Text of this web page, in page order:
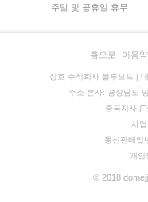
주말 및 공휴일 휴무
홈으로 이용
상호 주식회사 블루모드 |
주소 본사: 경상남도
중국지사:
사
통신판매업
개인
© 2018